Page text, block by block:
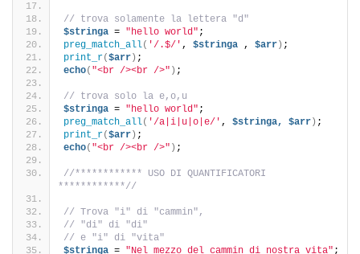
// trova solamente la lettera "d"
$stringa = "hello world" ;
preg_match_all( '/.$/' , $stringa , $arr ) ;
print_r($arr ) ;
echo( "<br /><br />" ) ;
// trova solo la e,o,u
$stringa = "hello world" ;
preg_match_all( '/a|i|u|o|e/' , $stringa, $arr ) ;
print_r($arr ) ;
echo( "<br /><br />" ) ;
//************ USO DI QUANTIFICATORI
************//
// Trova "i" di "cammin",
// "di" di "di"
// e "i" di "vita"
$stringa = "Nel mezzo del cammin di nostra vita" ;